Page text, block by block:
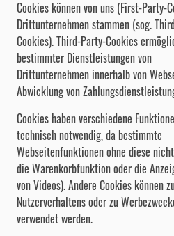
Cookies können von uns (First-Party-
Drittunternehmen stammen (sog.
Cookies). Third-Party-Cookies
bestimmter Dienstleistungen von
Drittunternehmen innerhalb von
Abwicklung von
Cookies haben verschiedene
technisch notwendig, da bestimmte
Webseitenfunktionen ohne diese
die Warenkorbfunktion oder die
von Videos). Andere Cookies können
Nutzerverhaltens oder zu
verwendet werden.